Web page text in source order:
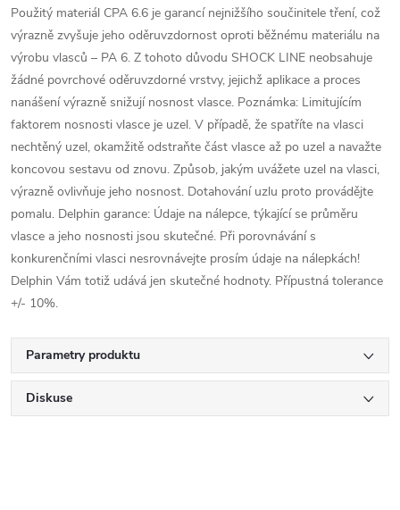
Použitý materiál CPA 6.6 je garancí nejnižšího součinitele tření, což
výrazně zvyšuje jeho oděruvzdornost oproti běžnému materiálu na
výrobu vlasců – PA 6. Z tohoto důvodu SHOCK LINE neobsahuje
žádné povrchové oděruvzdorné vrstvy, jejichž aplikace a proces
nanášení výrazně snižují nosnost vlasce. Poznámka: Limitujícím
faktorem nosnosti vlasce je uzel. V případě, že spatříte na vlasci
nechtěný uzel, okamžitě odstraňte část vlasce až po uzel a navažte
koncovou sestavu od znovu. Způsob, jakým uvážete uzel na vlasci,
výrazně ovlivňuje jeho nosnost. Dotahování uzlu proto provádějte
pomalu. Delphin garance: Údaje na nálepce, týkající se průměru
vlasce a jeho nosnosti jsou skutečné. Při porovnávání s
konkurenčními vlasci nesrovnávejte prosím údaje na nálepkách!
Delphin Vám totiž udává jen skutečné hodnoty. Přípustná tolerance
+/- 10%.
Parametry produktu
Diskuse